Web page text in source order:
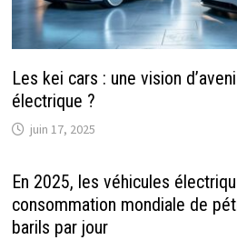
Les kei cars : une vision
électrique ?
juin 17, 2025
En 2025, les véhicules
consommation mondiale de
barils par jour